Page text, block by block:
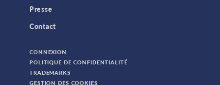
Presse
Contact
CONNEXION
POLITIQUE DE CONFIDENTIALITÉ
TRADEMARKS
GESTION DES COOKIES